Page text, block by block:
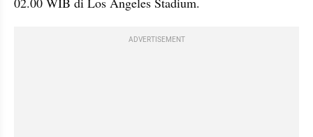
ADVERTISEMENT